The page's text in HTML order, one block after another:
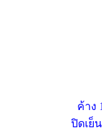
ค้าง
ปิดเย็น